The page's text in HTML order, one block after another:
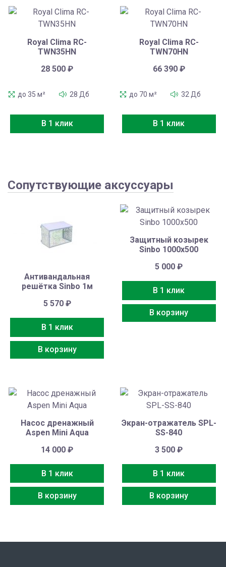
Royal Clima RC-
TWN35HN
28 500₽
до 35 м² 28 Дб
В 1 клик
Royal Clima RC-
TWN70HN
66 390 ₽
до 70 м² 32 Дб
В 1 клик
Сопутствующие аксуссуары
Антивандальная
решётка Sinbo 1м
5 570 ₽
В 1 клик
В корзину
Защитный козырек
Sinbo 1000х500
5 000₽
В 1 клик
В корзину
Насос дренажный
Aspen Mini Aqua
14 000₽
В 1 клик
В корзину
Экран-отражатель SPL-
SS-840
3 500₽
В 1 клик
В корзину